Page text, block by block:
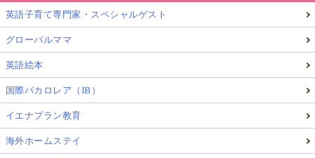
英語子育て専門家・スペシャルゲスト
グローバルママ
英語絵本
国際バカロレア（IB）
イエナプラン教育
海外ホームステイ